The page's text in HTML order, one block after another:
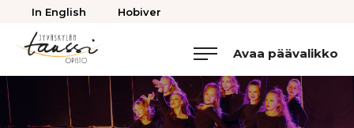
Takaisin
In English Hobiver
Jyväskylän
Tanssiopisto
Avaa päävalikko